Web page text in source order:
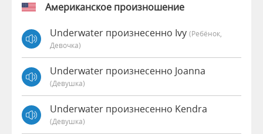
Американское произношение
Underwater произнесенно Ivy (Ребёнок,
Девочка)
Underwater произнесенно Joanna
(девушка)
Underwater произнесенно Kendra
(девушка)